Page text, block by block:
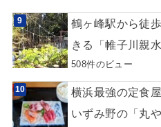
鶴ヶ峰駅から徒
きる「帷子川親水
508件のビュー
横浜最強の定食
いずみ野の「丸や